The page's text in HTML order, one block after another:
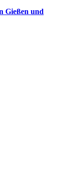
Gießen und